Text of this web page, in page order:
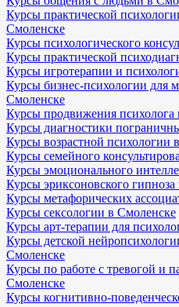
Курсы практической
Смоленске
Курсы психологического
Курсы практической
Курсы игротерапии и
Курсы бизнес-психологии для
Смоленске
Курсы продвижения психолога
Курсы диагностики
Курсы возрастной психологии
Курсы семейного
Курсы эмоционального
Курсы эриксоновского
Курсы метафорических
Курсы сексологии в Смоленске
Курсы арт-терапии для
Курсы детской
Смоленске
Курсы по работе с тревогой и
Смоленске
Курсы когнитивно-